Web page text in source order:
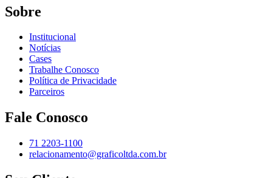
Sobre
Institucional
Notícias
Cases
Trabalhe Conosco
Política de Privacidade
Parceiros
Fale Conosco
71 2203-1100
relacionamento@graficoltda.com.br